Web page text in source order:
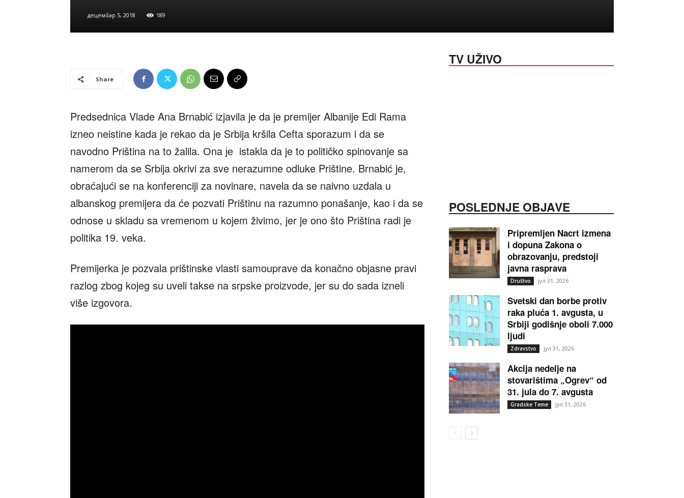
децембар 5, 2018 189
Share
Predsednica Vlade Ana Brnabić izjavila je da je premijer Albanije Edi Rama
izneo neistine kada je rekao da je Srbija kršila Cefta sporazum i da se
navodno Priština na to žalila. Оna је istakla da je to političko spinovanje sa
namerom da se Srbija okrivi za sve nerazumne odluke Prištine. Brnabić je,
obraćajući se na konferenciji za novinare, navela da se naivno uzdala u
albanskog premijera da će pozvati Prištinu na razumno ponašanje, kao i da se
odnose u skladu sa vremenom u kojem živimo, jer je ono što Priština radi je
politika 19. veka.
Premijerka je pozvala prištinske vlasti samouprave da konačno objasne pravi
razlog zbog kojeg su uveli takse na srpske proizvode, jer su do sada izneli
više izgovora.
TV UŽIVO
POSLEDNJE OBJAVE
Pripremljen Nacrt izmena
i dopuna Zakona o
obrazovanju, predstoji
javna rasprava
Društvo јул 31, 2026
Svetski dan borbe protiv
raka pluća 1. avgusta, u
Srbiji godišnje oboli 7.000
ljudi
Zdravstvo јул 31, 2026
Akcija nedelje na
stovarištima „Ogrev“ od
31. jula do 7. avgusta
Gradske Teme јул 31, 2026